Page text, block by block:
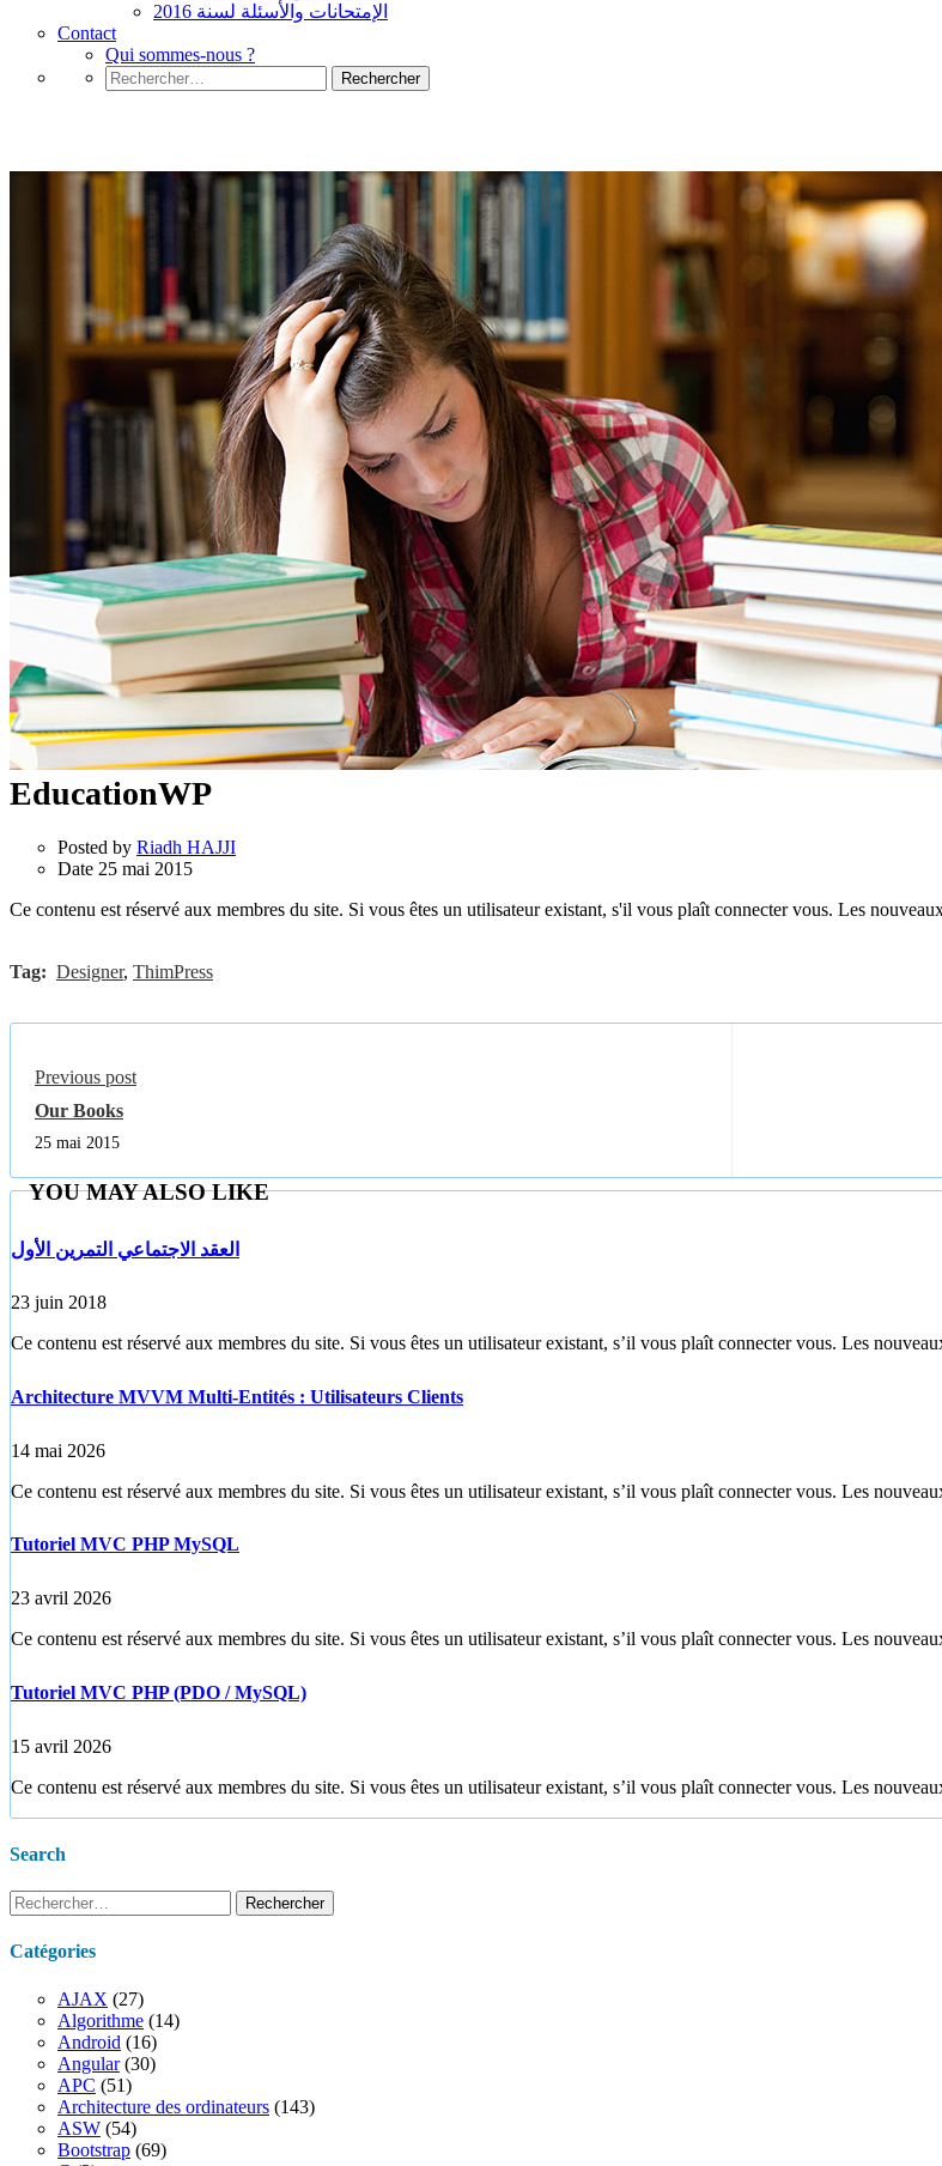
الإمتحانات والأسئلة لسنة 2016
Contact
Qui sommes-nous ?
Rechercher :
EducationWP
Posted by Riadh HAJJI
Date 25 mai 2015
Ce contenu est réservé aux membres du site. Si vous êtes un utilisateur existant, s'il vous plaît connecter vous. Les
Tag: Designer, ThimPress
Previous post
Our Books
25 mai 2015
YOU MAY ALSO LIKE
العقد الاجتماعي التمرين الأول
23 juin 2018
Ce contenu est réservé aux membres du site. Si vous êtes un utilisateur existant, s’il vous plaît connecter vous. Les
Architecture MVVM Multi-Entités : Utilisateurs Clients
14 mai 2026
Ce contenu est réservé aux membres du site. Si vous êtes un utilisateur existant, s’il vous plaît connecter vous. Les
Tutoriel MVC PHP MySQL
23 avril 2026
Ce contenu est réservé aux membres du site. Si vous êtes un utilisateur existant, s’il vous plaît connecter vous. Les
Tutoriel MVC PHP (PDO / MySQL)
15 avril 2026
Ce contenu est réservé aux membres du site. Si vous êtes un utilisateur existant, s’il vous plaît connecter vous. Les
Search
Rechercher :
Catégories
AJAX (27)
Algorithme (14)
Android (16)
Angular(30)
APC (51)
Architecture des ordinateurs (143)
ASW (54)
Bootstrap (69)